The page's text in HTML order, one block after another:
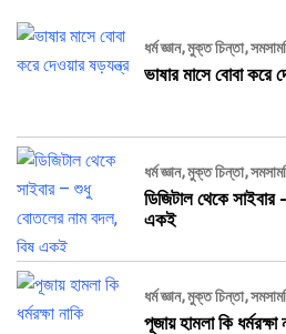
ধর্ম জ্ঞান মুক্ত চিন্তা
ভাষার মাসে বোবা করে
ধর্ম জ্ঞান মুক্ত চিন্তা
ডিজিটাল থেকে
একই
ধর্ম জ্ঞান মুক্ত চিন্তা
পূজায় হামলা কি ধর্মরক্ষা